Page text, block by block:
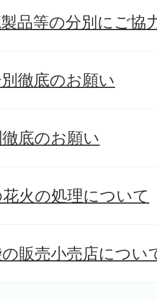
品等の分別にご協
徹底のお願い
底のお願い
火の処理について
販売小売店につい